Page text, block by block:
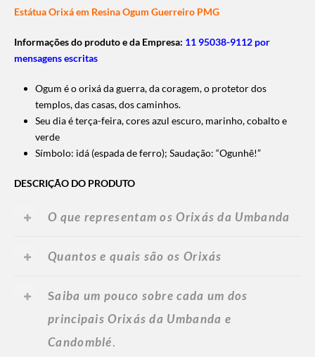
Estátua Orixá em Resina Ogum Guerreiro PMG
Informações do produto e da Empresa: 11 95038-9112 por
mensagens escritas
Ogum é o orixá da guerra, da coragem, o protetor dos
templos, das casas, dos caminhos.
Seu dia é terça-feira, cores azul escuro, marinho, cobalto e
verde
Símbolo: idá (espada de ferro); Saudação: “Ogunhê!”
DESCRIÇÃO DO PRODUTO
O que representam os Orixás da Umbanda
Quantos e quais são os Orixás
Saiba um pouco sobre cada um dos
principais Orixás da Umbanda e
Candomblé.